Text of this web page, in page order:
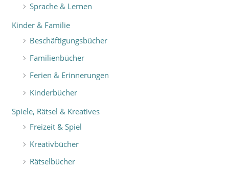
Sprache & Lernen
Kinder & Familie
Beschäftigungsbücher
Familienbücher
Ferien & Erinnerungen
Kinderbücher
Spiele, Rätsel & Kreatives
Freizeit & Spiel
Kreativbücher
Rätselbücher